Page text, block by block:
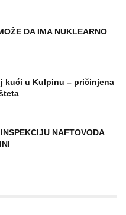
DA IMA NUKLEARNO
kući u Kulpinu – pričinjena
NAFTOVODA